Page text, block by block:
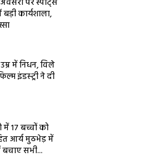
बड़ी कार्यशाला,
में निधन, विले
इंडस्ट्री ने दी
17 बच्चों को
आर्य मुठभेड़ में
सभी...